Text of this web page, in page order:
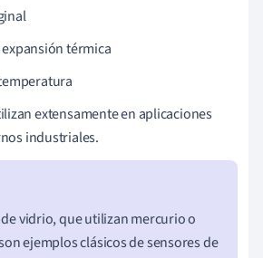
térmica
extensamente en aplicaciones
industriales.
vidrio, que utilizan mercurio o
ejemplos clásicos de sensores de